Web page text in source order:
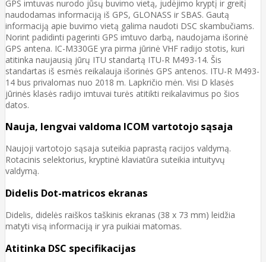
GPS imtuvas nurodo jūsų buvimo vietą, judėjimo kryptį ir greitį
naudodamas informaciją iš GPS, GLONASS ir SBAS. Gautą
informaciją apie buvimo vietą galima naudoti DSC skambučiams.
Norint padidinti pagerinti GPS imtuvo darbą, naudojama išorinė
GPS antena. IC-M330GE yra pirma jūrinė VHF radijo stotis, kuri
atitinka naujausią jūrų ITU standartą ITU-R M493-14. Šis
standartas iš esmės reikalauja išorinės GPS antenos. ITU-R M493-
14 bus privalomas nuo 2018 m. Lapkričio mėn. Visi D klasės
jūrinės klasės radijo imtuvai turės atitikti reikalavimus po šios
datos.
Nauja, lengvai valdoma ICOM vartotojo sąsaja
Naujoji vartotojo sąsaja suteikia paprastą racijos valdymą.
Rotacinis selektorius, kryptinė klaviatūra suteikia intuityvų
valdymą.
Didelis Dot-matricos ekranas
Didelis, didelės raiškos taškinis ekranas (38 x 73 mm) leidžia
matyti visą informaciją ir yra puikiai matomas.
Atitinka DSC specifikacijas